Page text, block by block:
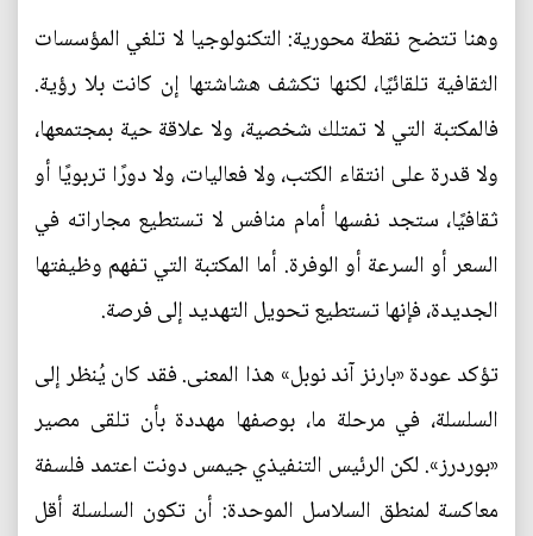
وهنا تتضح نقطة محورية: التكنولوجيا لا تلغي المؤسسات
الثقافية تلقائيًا، لكنها تكشف هشاشتها إن كانت بلا رؤية.
فالمكتبة التي لا تمتلك شخصية، ولا علاقة حية بمجتمعها،
ولا قدرة على انتقاء الكتب، ولا فعاليات، ولا دورًا تربويًا أو
ثقافيًا، ستجد نفسها أمام منافس لا تستطيع مجاراته في
السعر أو السرعة أو الوفرة. أما المكتبة التي تفهم وظيفتها
الجديدة، فإنها تستطيع تحويل التهديد إلى فرصة.
تؤكد عودة «بارنز آند نوبل» هذا المعنى. فقد كان يُنظر إلى
السلسلة، في مرحلة ما، بوصفها مهددة بأن تلقى مصير
«بوردرز». لكن الرئيس التنفيذي جيمس دونت اعتمد فلسفة
معاكسة لمنطق السلاسل الموحدة: أن تكون السلسلة أقل